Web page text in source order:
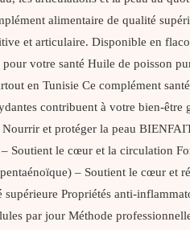
alimentaire de qualité
et articulaire. Disponible en
votre santé Huile de poisson
en Tunisie Ce complément
contribuent à votre bien-
et protéger la peau
Soutient le cœur et la circulation
– Soutient le cœur
supérieure Propriétés anti-
par jour Méthode